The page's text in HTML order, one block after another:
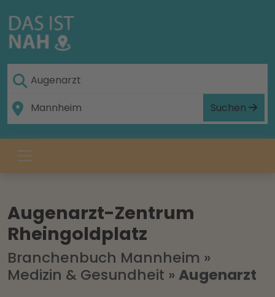
Suchen
Augenarzt-Zentrum
Rheingoldplatz
Branchenbuch Mannheim »
Medizin & Gesundheit » Augenarzt